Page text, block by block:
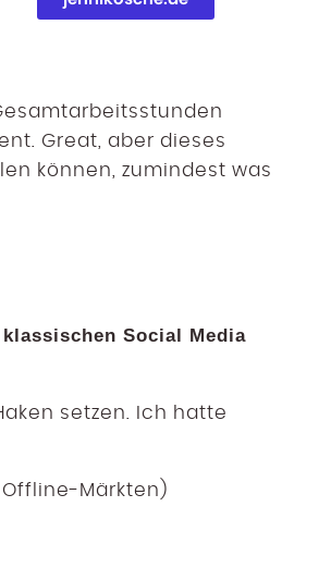
Great, aber dieses
können, zumindest was
Social Media
setzen. Ich hatte
Offline-Märkten)